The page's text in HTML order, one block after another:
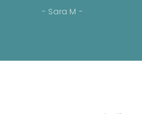
- Sara M -